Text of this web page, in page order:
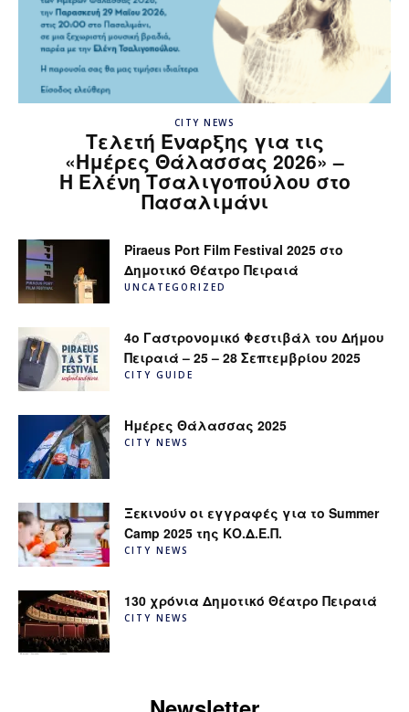
CITY NEWS
Τελετή Έναρξης για τις
«Ημέρες Θάλασσας 2026» –
H Ελένη Τσαλιγοπούλου στο
Πασαλιμάνι
Piraeus Port Film Festival 2025 στο
Δημοτικό Θέατρο Πειραιά
UNCATEGORIZED
4ο Γαστρονομικό Φεστιβάλ του Δήμου
Πειραιά – 25 – 28 Σεπτεμβρίου 2025
CITY GUIDE
Ημέρες Θάλασσας 2025
CITY NEWS
Ξεκινούν οι εγγραφές για το Summer
Camp 2025 της ΚΟ.Δ.Ε.Π.
CITY NEWS
130 χρόνια Δημοτικό Θέατρο Πειραιά
CITY NEWS